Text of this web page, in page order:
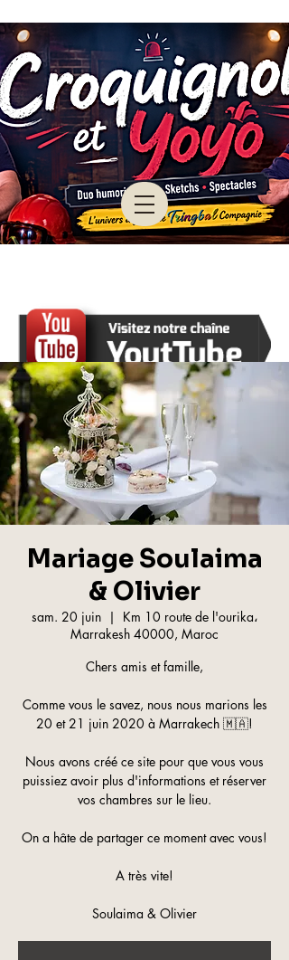
Mariage Soulaima
& Olivier
sam. 20 juin
  |
Km 10 route de l'ourika،
Marrakesh 40000, Maroc
Chers amis et famille,
Comme vous le savez, nous nous marions les
20 et 21 juin 2020 à Marrakech 🇲🇦!
Nous avons créé ce site pour que vous vous
puissiez avoir plus d'informations et réserver
vos chambres sur le lieu.
On a hâte de partager ce moment avec vous!
A très vite!
Soulaima & Olivier